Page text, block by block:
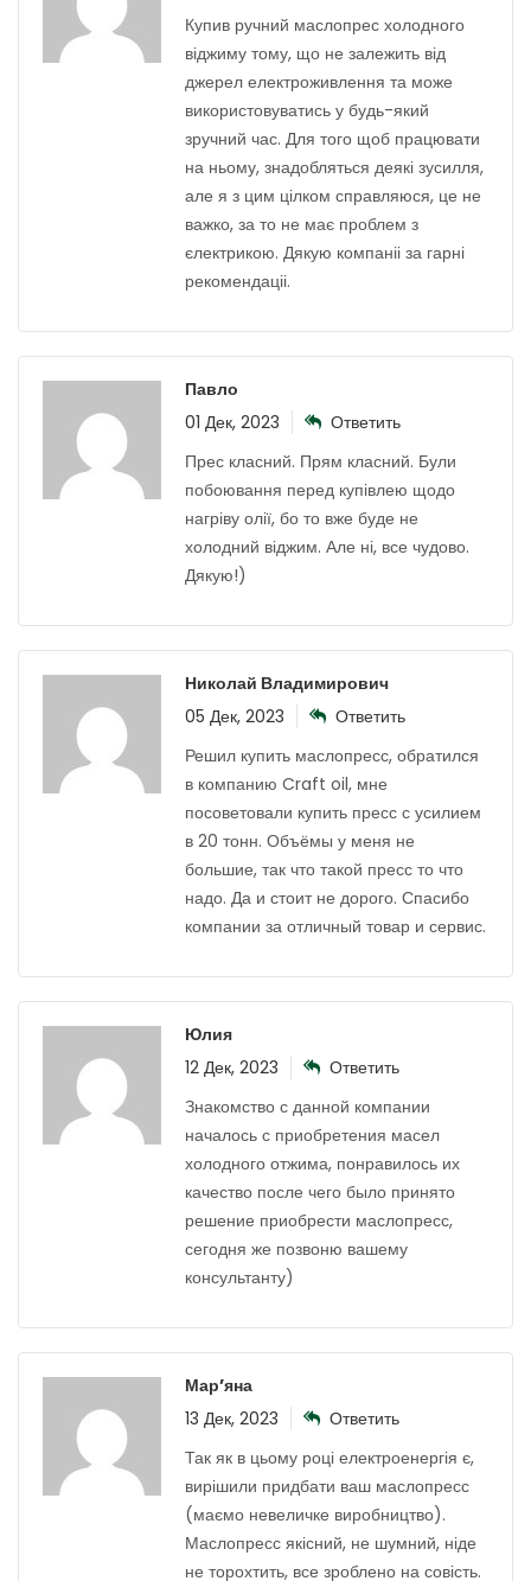
Купив ручний маслопрес холодного
віджиму тому, що не залежить від
джерел електроживлення та може
використовуватись у будь-який
зручний час. Для того щоб працювати
на ньому, знадобляться деякі зусилля,
але я з цим цілком справляюся, це не
важко, за то не має проблем з
єлектрикою. Дякую компаніі за гарні
рекомендаціі.
Павло
01 Дек, 2023
Ответить
Прес класний. Прям класний. Були
побоювання перед купівлею щодо
нагріву олії, бо то вже буде не
холодний віджим. Але ні, все чудово.
Дякую!)
Николай Владимирович
05 Дек, 2023
Ответить
Решил купить маслопресс, обратился
в компанию Craft oil, мне
посоветовали купить пресс с усилием
в 20 тонн. Объёмы у меня не
большие, так что такой пресс то что
надо. Да и стоит не дорого. Спасибо
компании за отличный товар и сервис.
Юлия
12 Дек, 2023
Ответить
Знакомство с данной компании
началось с приобретения масел
холодного отжима, понравилось их
качество после чего было принято
решение приобрести маслопресс,
сегодня же позвоню вашему
консультанту)
Мар’яна
13 Дек, 2023
Ответить
Так як в цьому році електроенергія є,
вирішили придбати ваш маслопресс
(маємо невеличке виробництво).
Маслопресс якісний, не шумний, ніде
не торохтить, все зроблено на совість.